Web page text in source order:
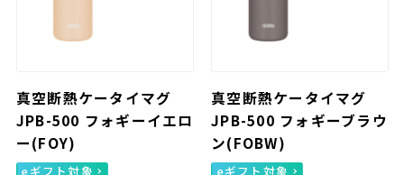
真空断熱ケータイマグ
JPB-500 フォギーイエロ
ー(FOY)
eギフト対象
真空断熱ケータイマグ
JPB-500 フォギーブラウ
ン(FOBW)
eギフト対象